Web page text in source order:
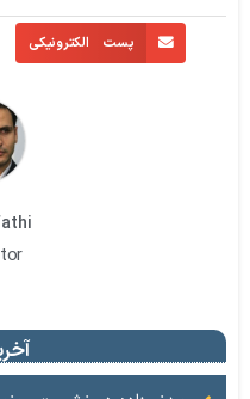
پست الکترونیکی